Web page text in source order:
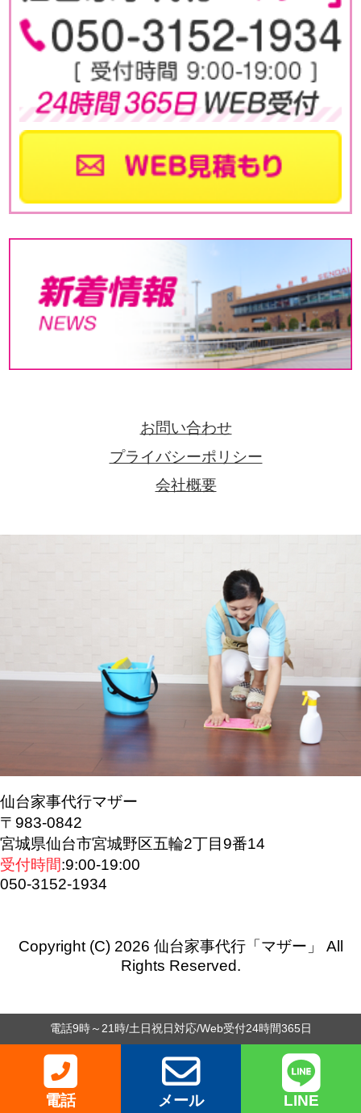
お問い合わせ
プライバシーポリシー
会社概要
仙台家事代行マザー
〒983-0842
宮城県仙台市宮城野区五輪2丁目9番14
受付時間:9:00-19:00
050-3152-1934
Copyright (C) 2026 仙台家事代行「マザー」 All
Rights Reserved.
電話9時～21時/土日祝日対応/Web受付24時間365日
電話 メール LINE